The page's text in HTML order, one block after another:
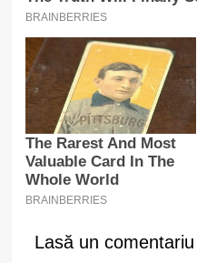
Lasă un comentariu